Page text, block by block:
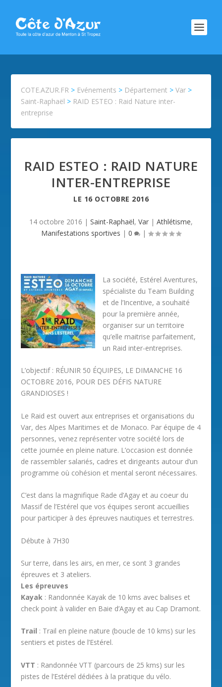
COTE.AZUR.FR > Evénements > Département >Var >
Saint-Raphaël > RAID ESTEO : Raid Nature inter-
entreprise
RAID ESTEO : RAID NATURE
INTER-ENTREPRISE
LE 16 OCTOBRE 2016
14 octobre 2016 | Saint-Raphaël, Var | Athlétisme,
Manifestations sportives | 0 |
La société, Estérel Aventures,
spécialiste du Team Building
et de l’Incentive, a souhaité
pour la première année,
organiser sur un territoire
qu’elle maitrise parfaitement,
un Raid inter-entreprises.
L’objectif : RÉUNIR 50 ÉQUIPES, LE DIMANCHE 16
OCTOBRE 2016, POUR DES DÉFIS NATURE
GRANDIOSES !
Le Raid est ouvert aux entreprises et organisations du
Var, des Alpes Maritimes et de Monaco. Par équipe de 4
personnes, venez représenter votre société lors de
cette journée en pleine nature. L’occasion est donnée
de rassembler salariés, cadres et dirigeants autour d’un
programme où cohésion et mental seront nécessaires.
C’est dans la magnifique Rade d’Agay et au coeur du
Massif de l’Estérel que vos équipes seront accueillies
pour participer à des épreuves nautiques et terrestres.
Débute à 7H30
Sur terre, dans les airs, en mer, ce sont 3 grandes
épreuves et 3 ateliers.
Les épreuves
Kayak : Randonnée Kayak de 10 kms avec balises et
check point à valider en Baie d’Agay et au Cap Dramont.
Trail : Trail en pleine nature (boucle de 10 kms) sur les
sentiers et pistes de l’Estérel.
VTT : Randonnée VTT (parcours de 25 kms) sur les
pistes de l’Estérel dédiées à la pratique du vélo.